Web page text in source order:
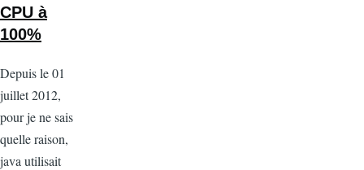
CPU à
100%
Depuis le 01
juillet 2012,
pour je ne sais
quelle raison,
java utilisait